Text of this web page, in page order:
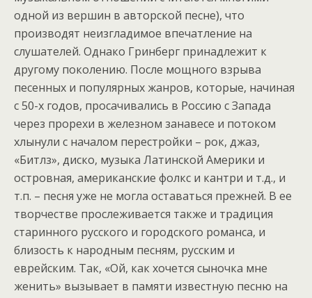
одной из вершин в авторской песне), что
производят неизгладимое впечатление на
слушателей. Однако Гринберг принадлежит к
другому поколению. После мощного взрыва
песенных и популярных жанров, которые, начиная
с 50-х годов, просачивались в Россию с Запада
через прорехи в железном занавесе и потоком
хлынули с началом перестройки – рок, джаз,
«Битлз», диско, музыка Латинской Америки и
островная, американские фолкс и кантри и т.д., и
т.п. – песня уже не могла оставаться прежней. В ее
творчестве прослеживается также и традиция
старинного русского и городского романса, и
близость к народным песням, русским и
еврейским. Так, «Ой, как хочется сыночка мне
женить» вызывает в памяти известную песню на